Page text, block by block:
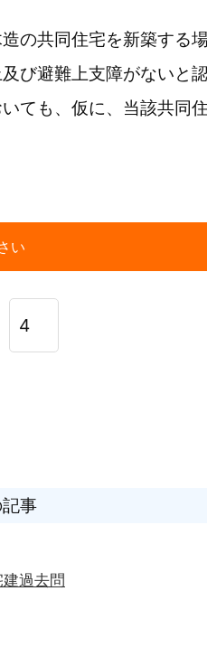
の共同住宅を新築する
び避難上支障がないと
ても、仮に、当該共同
い
4
事
過去問